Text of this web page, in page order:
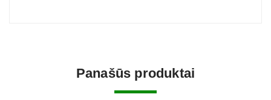
Panašūs produktai